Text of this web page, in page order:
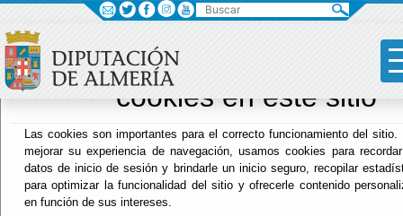
Sus opciones
relación al uso
cookies en este sitio
Las cookies son importantes para el correcto funcionamiento del sitio.
mejorar su experiencia de navegación, usamos cookies para
datos de inicio de sesión y brindarle un inicio seguro, recopilar
para optimizar la funcionalidad del sitio y ofrecerle contenido
en función de sus intereses.
Archivo Biblioteca
Menú Archivo Biblioteca
Buscar